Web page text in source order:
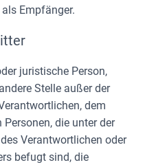
Empfänger.
juristische Person,
Stelle außer der
dem
die unter der
Verantwortlichen oder
befugt sind, die